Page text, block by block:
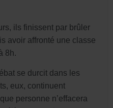
ils finissent par brûler
avoir affronté une classe
8h.
se durcit dans les
eux, continuent
personne n’effacera